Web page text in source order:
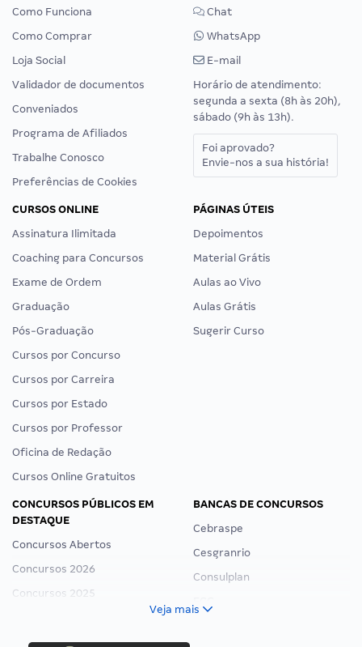
Como Funciona
Como Comprar
Loja Social
Validador de documentos
Conveniados
Programa de Afiliados
Trabalhe Conosco
Preferências de Cookies
Chat
WhatsApp
E-mail
Horário de atendimento:
segunda a sexta (8h às 20h),
sábado (9h às 13h).
Foi aprovado?
Envie-nos a sua história!
CURSOS ONLINE
Assinatura Ilimitada
Coaching para Concursos
Exame de Ordem
Graduação
Pós-Graduação
Cursos por Concurso
Cursos por Carreira
Cursos por Estado
Cursos por Professor
Oficina de Redação
Cursos Online Gratuitos
PÁGINAS ÚTEIS
Depoimentos
Material Grátis
Aulas ao Vivo
Aulas Grátis
Sugerir Curso
CONCURSOS PÚBLICOS EM
DESTAQUE
Concursos Abertos
Concursos 2026
Concursos 2025
Concurso Ibama
BANCAS DE CONCURSOS
Cebraspe
Cesgranrio
Consulplan
Veja mais